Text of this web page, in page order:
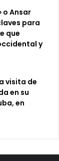
o Ansar
para
que
y
visita de
en su
en